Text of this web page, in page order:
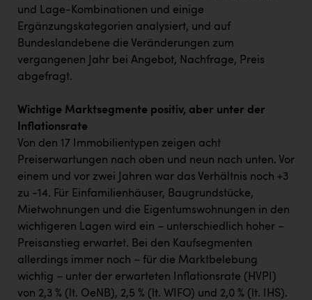
und Lage-Kombinationen und einige
Ergänzungskategorien analysiert, und auf
Bundeslandebene die Veränderungen zum
vergangenen Jahr bei Angebot, Nachfrage, Preis
abgefragt.
Wichtige Marktsegmente positiv, aber unter der
Inflationsrate
Von den 17 Immobilientypen zeigen acht
Preiserwartungen nach oben und neun nach unten. Vor
einem und vor zwei Jahren war das Verhältnis noch +3
zu -14. Für Einfamilienhäuser, Baugrundstücke,
Mietwohnungen und die Eigentumswohnungen in den
wichtigeren Lagen wird ein – unterschiedlich hoher –
Preisanstieg erwartet. Bei den Kaufsegmenten
allerdings immer noch – für die Marktbelebung
wichtig – unter der erwarteten Inflationsrate (HVPI)
von 2,3 % (lt. OeNB), 2,5 % (lt. WIFO) und 2,0 % (lt. IHS).